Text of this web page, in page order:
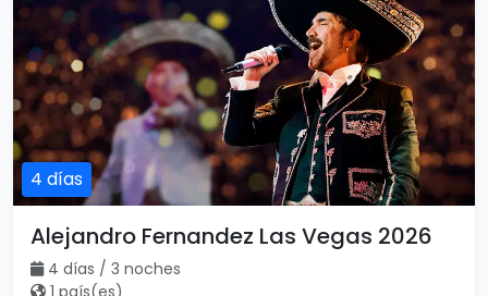
4 días
Alejandro Fernandez Las Vegas 2026
4 días / 3 noches
1 país(es)